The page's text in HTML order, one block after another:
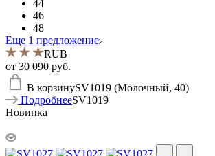
44
46
48
Еще 1 предложение
RUB
от 30 090 руб.
В корзинуSV1019 (Молочный, 40)
ПодробнееSV1019
Новинка